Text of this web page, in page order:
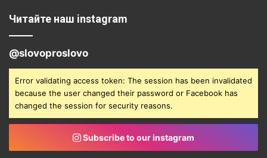
Читайте наш instagram
@slovoproslovo
Error validating access token: The session has been invalidated
because the user changed their password or Facebook has
changed the session for security reasons.
Subscribe to our instagram